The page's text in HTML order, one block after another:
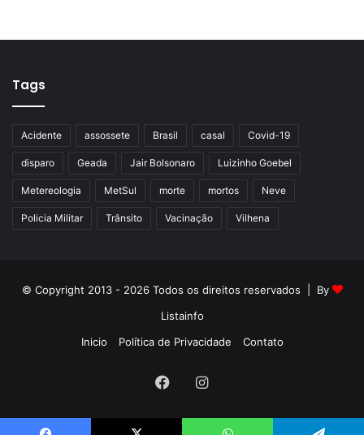
Tags
Acidente assossete Brasil casal Covid-19
disparo Geada Jair Bolsonaro Luizinho Goebel
Metereologia MetSul morte mortos Neve
Policia Militar Trânsito Vacinação Vilhena
© Copyright 2013 - 2026 Todos os direitos reservados | By
Listainfo
Inicio
Política de Privacidade Contato
FacebookInstagram